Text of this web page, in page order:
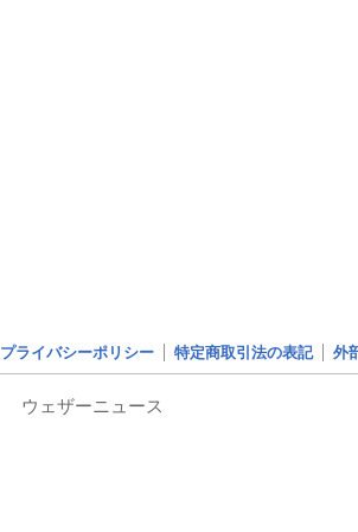
プライバシーポリシー 特定商取引法の表記 外
ウェザーニュース